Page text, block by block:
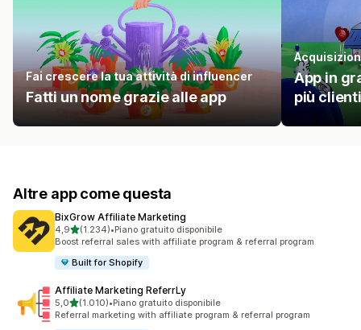
Fai crescere la tua attività di influencer
Fatti un nome grazie alle app
App in
più clienti
Altre app come questa
BixGrow Affiliate Marketing
4,9stelle su 5
(1.234)
1234 recensioni totali
•Piano gratuito disponibile
Boost referral sales with affiliate program & referral program
Built for Shopify
Affiliate Marketing ReferrLy
5,0stelle su 5
(1.010)
1010 recensioni totali
•Piano gratuito disponibile
Referral marketing with affiliate program & referral program